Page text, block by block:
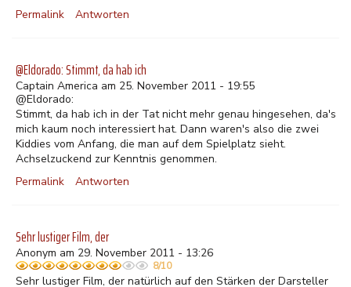
Permalink
Antworten
@Eldorado: Stimmt, da hab ich
Captain America am 25. November 2011 - 19:55
@Eldorado:
Stimmt, da hab ich in der Tat nicht mehr genau hingesehen, da's
mich kaum noch interessiert hat. Dann waren's also die zwei
Kiddies vom Anfang, die man auf dem Spielplatz sieht.
Achselzuckend zur Kenntnis genommen.
Permalink
Antworten
Sehr lustiger Film, der
Anonym am 29. November 2011 - 13:26
8/10
Sehr lustiger Film, der natürlich auf den Stärken der Darsteller